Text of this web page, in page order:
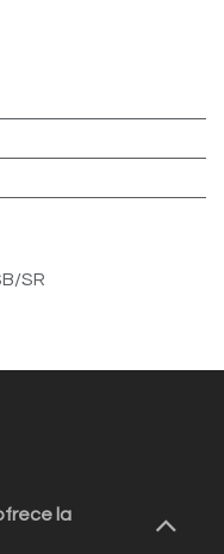
SR
la